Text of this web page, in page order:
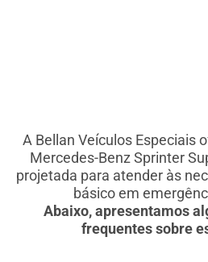
A Bellan Veículos Especiais
Mercedes-Benz Sprinter
projetada para atender às
básico em
Abaixo, apresentamos
frequentes sobre